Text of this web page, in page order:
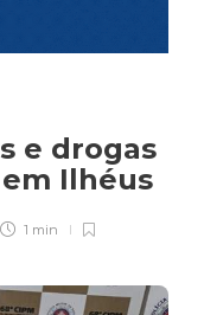
e drogas
Ilhéus
1 min